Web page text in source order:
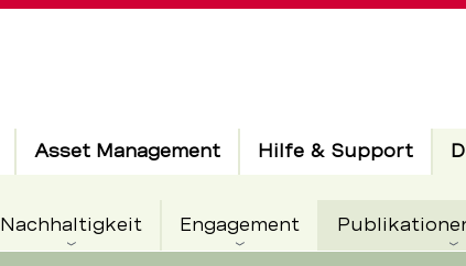
Asset Management Hilfe & Support
Nachhaltigkeit Engagement